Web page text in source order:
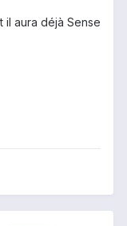
il aura déjà Sense